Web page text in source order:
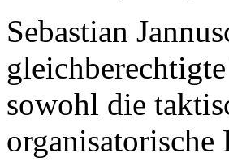
Sebastian
sowohl die
organisatorische